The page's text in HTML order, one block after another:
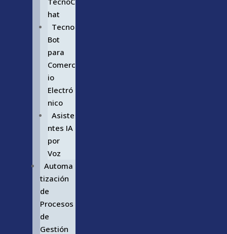
hat
Tecno
Bot
para
Comerc
io
Electró
nico
Asiste
ntes IA
por
Voz
Automa
tización
de
Procesos
de
Gestión